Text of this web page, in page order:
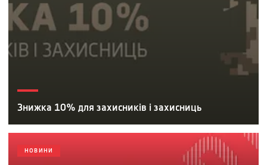
Знижка 10% для захисників і захисниць
НОВИНИ